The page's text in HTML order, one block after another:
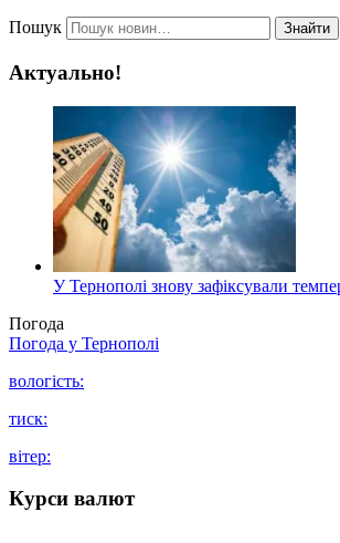
Пошук Знайти
Актуально!
У Тернополі знову зафіксували
Погода
Погода у Тернополі
вологість:
тиск:
вітер:
Курси валют